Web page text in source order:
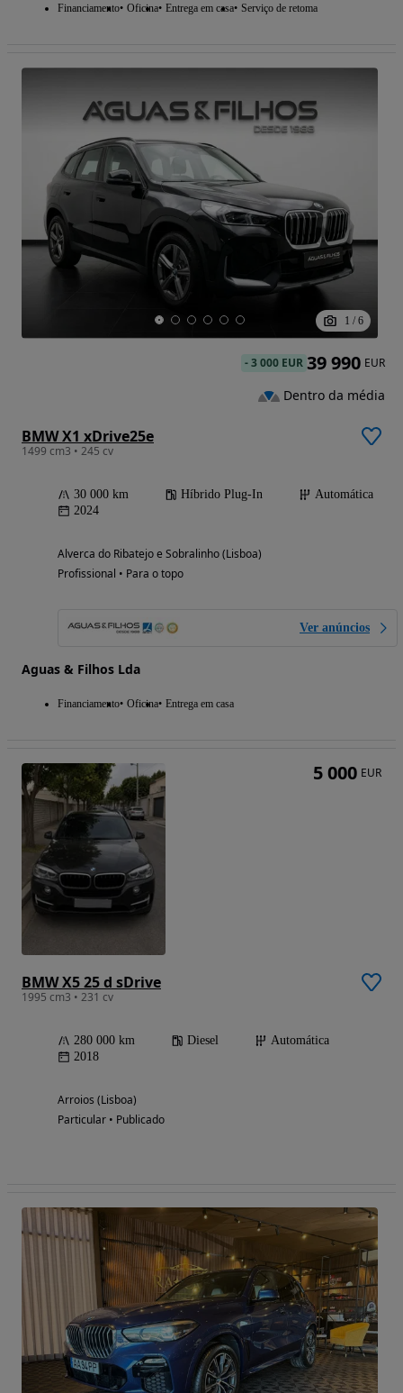
Financiamento Oficina Entrega em casa Serviço de retoma
1 / 6
BMW X1 xDrive25e
1499 cm3 • 245 cv
30 000 km Híbrido Plug-In
Automática
2024
Alverca do Ribatejo e Sobralinho (Lisboa)
Profissional • Para o topo
Ver anúncios
Aguas & Filhos Lda
Financiamento Oficina Entrega em casa
-3 000 EUR 39 990 EUR
Dentro da média
BMW X5 25 d sDrive
1995 cm3 • 231 cv
280 000 km Diesel
Automática
2018
Arroios (Lisboa)
Particular • Publicado
5 000 EUR